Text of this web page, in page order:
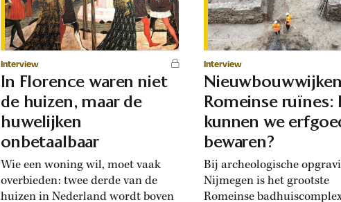
Interview
In Florence waren niet
de huizen, maar de
huwelijken
onbetaalbaar
Wie een woning wil, moet vaak
overbieden: twee derde van de
huizen in Nederland wordt boven
Interview
Romeinse ruïnes:
kunnen we
bewaren?
Bij archeologische
Nijmegen is het grootste
Romeinse